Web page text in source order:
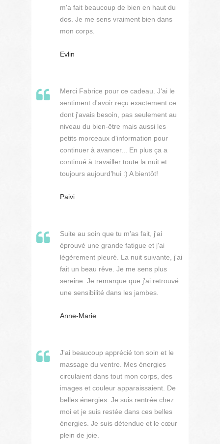
m'a fait beaucoup de bien en haut du
dos. Je me sens vraiment bien dans
mon corps.
Evlin
Merci Fabrice pour ce cadeau. J'ai le
sentiment d'avoir reçu exactement ce
dont j'avais besoin, pas seulement au
niveau du bien-être mais aussi les
petits morceaux d'information pour
continuer à avancer... En plus ça a
continué à travailler toute la nuit et
toujours aujourd’hui :) A bientôt!
Paivi
Suite au soin que tu m'as fait, j'ai
éprouvé une grande fatigue et j'ai
légèrement pleuré. La nuit suivante, j'ai
fait un beau rêve. Je me sens plus
sereine. Je remarque que j'ai retrouvé
une sensibilité dans les jambes.
Anne-Marie
J'ai beaucoup apprécié ton soin et le
massage du ventre. Mes énergies
circulaient dans tout mon corps, des
images et couleur apparaissaient. De
belles énergies. Je suis rentrée chez
moi et je suis restée dans ces belles
énergies. Je suis détendue et le cœur
plein de joie.